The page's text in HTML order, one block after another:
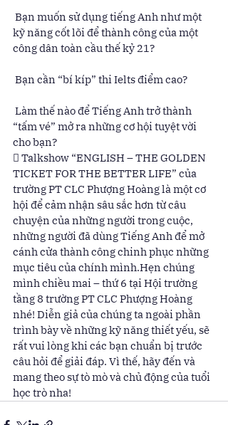
kỹ năng cốt lõi để thành công của một
công dân toàn cầu thế kỷ 21?
Bạn cần “bí kíp” thi Ielts điểm cao?
“tấm vé” mở ra những cơ hội tuyệt vời
cho bạn?
 Talkshow “ENGLISH – THE GOLDEN
TICKET FOR THE BETTER LIFE” của
trường PT CLC Phượng Hoàng là một cơ
hội để cảm nhận sâu sắc hơn từ câu
chuyện của những người trong cuộc,
những người đã dùng Tiếng Anh để mở
cánh cửa thành công chinh phục những
mục tiêu của chính mình.Hẹn chúng
mình chiều mai – thứ 6 tại Hội trường
tầng 8 trường PT CLC Phượng Hoàng
nhé! Diễn giả của chúng ta ngoài phần
trình bày về những kỹ năng thiết yếu, sẽ
rất vui lòng khi các bạn chuẩn bị trước
câu hỏi để giải đáp. Vì thế, hãy đến và
mang theo sự tò mò và chủ động của tuổi
học trò nha!